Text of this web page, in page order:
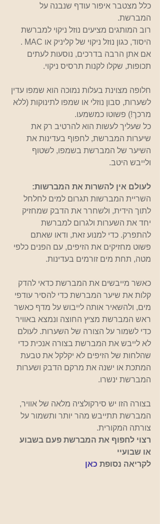
כלל מצטבר איפור עודף שנבנה על
המברשת.
רוב המותגים מציעים נוזל ניקוי למברשת
היסוד, כגון נוזל ניקוי של קליניק או MAC .
אם אתן הרבה בדרכים, נוסעות לעתים
תכופות, שקלו לקנות תרסיס ניקוי.
חלופה מצוינת בעלות נמוכה הוא שמפו עדין
לשערות, סבון נוזלי או שמפו לתינוקות (ללא
מרכך!) פשוטו כמשמעו.
כל שעליך לעשות הוא להרטיב רק את
שיערות המברשת, לחפוף בעדינות את
השיער של המברשת בשמפו, לשטוף
ולייבש היטב.
לעולם אין להשרות את המברשות:
השריית המברשות תגרום למים לחלחל
לתוך הידית, ולשחרר את הדבק שמחזיק
יחד את השערות ולגרום למברשת
להתפרק. כדי למנוע זאת, ודאו שאתם
פשוט מחזיקים את הזיפים, עם הפנים כלפי
מטה, תחת מים זורמים בעדינות.
כאשר מייבשים את המברשת כדאי להדק
קלות את שיער המברשת כדי להסיר עודפי
מים, ולהשאיר אותה לייבוש על מדף כאשר
ראש המברשת מציץ החוצה ונמצא באוויר
כדי לשמור על הצורה של השערות. לעולם
לא לייבש את המברשת בצורה אנכית כדי
שהלחות של הזיפים לא יקלקל את טבעת
המתכת או ישנה את מרקם הדבק ושערות
המברשת ינשרו.
בצורה הזו יש סירקולציה מלאה של אוויר,
המברשת תתייבש מהר יותר ותשמור על
צורתה המקורית.
רצוי לחפוף את המברשת פעם בשבוע
או שבועיי
לקריאה נסופת כאן